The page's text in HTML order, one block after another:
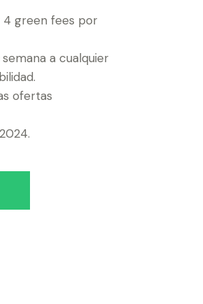
4 green fees por
a cualquier
ofertas